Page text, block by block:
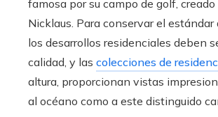
famosa por su campo de golf, creado
Nicklaus. Para conservar el estándar
los desarrollos residenciales deben
calidad, y las colecciones de
altura, proporcionan vistas
al océano como a este distinguido